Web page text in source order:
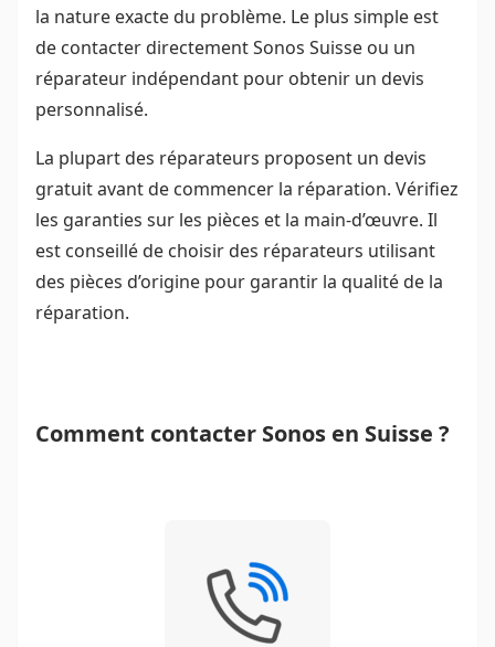
la nature exacte du problème. Le plus simple est
de contacter directement Sonos Suisse ou un
réparateur indépendant pour obtenir un devis
personnalisé.
La plupart des réparateurs proposent un devis
gratuit avant de commencer la réparation. Vérifiez
les garanties sur les pièces et la main-d’œuvre. Il
est conseillé de choisir des réparateurs utilisant
des pièces d’origine pour garantir la qualité de la
réparation.
Comment contacter Sonos en Suisse ?